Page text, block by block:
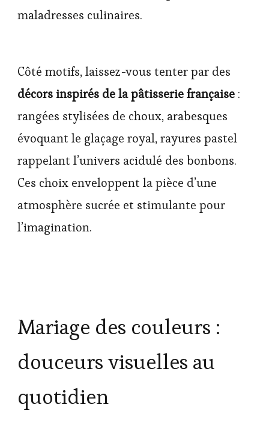
maladresses culinaires.
Côté motifs, laissez-vous tenter par des
décors inspirés de la pâtisserie française :
rangées stylisées de choux, arabesques
évoquant le glaçage royal, rayures pastel
rappelant l’univers acidulé des bonbons.
Ces choix enveloppent la pièce d’une
atmosphère sucrée et stimulante pour
l’imagination.
Mariage des couleurs :
douceurs visuelles au
quotidien